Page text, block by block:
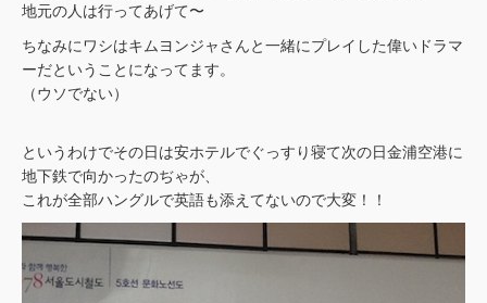
地元の人は行ってあげて〜
ちなみにワシはキムヨンジャさんと一緒にプレイした偉いドラマ
ーだということになってます。
（ウソでない）
というわけでその日は安ホテルでぐっすり寝て次の日金浦空港に
地下鉄で向かったのぢゃが、
これが全部ハングルで英語も添えてないので大変！！